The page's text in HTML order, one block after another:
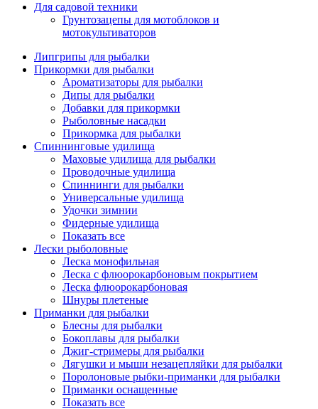
Для садовой техники
Грунтозацепы для мотоблоков и
мотокультиваторов
Липгрипы для рыбалки
Прикормки для рыбалки
Ароматизаторы для рыбалки
Дипы для рыбалки
Добавки для прикормки
Рыболовные насадки
Прикормка для рыбалки
Спиннинговые удилища
Маховые удилища для рыбалки
Проводочные удилища
Спиннинги для рыбалки
Универсальные удилища
Удочки зимнии
Фидерные удилища
Показать все
Лески рыболовные
Леска монофильная
Леска с флюорокарбоновым покрытием
Леска флюорокарбоновая
Шнуры плетеные
Приманки для рыбалки
Блесны для рыбалки
Бокоплавы для рыбалки
Джиг-стримеры для рыбалки
Лягушки и мыши незацепляйки для рыбалки
Поролоновые рыбки-приманки для рыбалки
Приманки оснащенные
Показать все